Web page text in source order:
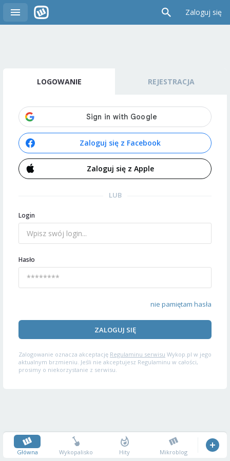
Zaloguj się
LOGOWANIE REJESTRACJA
Zaloguj się z Facebook
Zaloguj się z Apple
LUB
Login
Hasło
nie pamiętam hasła
ZALOGUJ SIĘ
Zalogowanie oznacza akceptację Regulaminu serwisu Wykop.pl w jego
aktualnym brzmieniu. Jeśli nie akceptujesz Regulaminu w całości,
prosimy o niekorzystanie z serwisu.
Główna Wykopalisko Hity Mikroblog